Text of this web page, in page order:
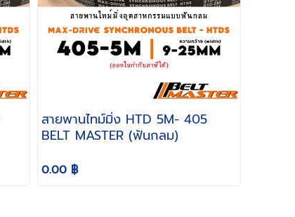
สายพานไทม์มิ่ง HTD 5M- 405
BELT MASTER (ฟันกลม)
0.00 ฿